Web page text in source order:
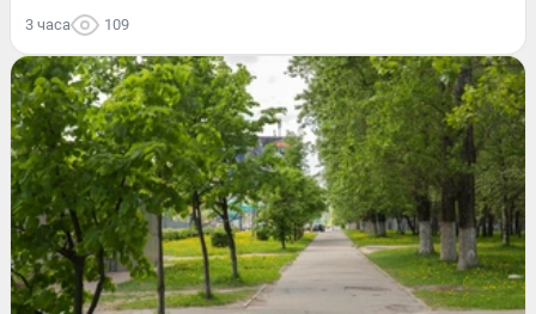
3 часа 109